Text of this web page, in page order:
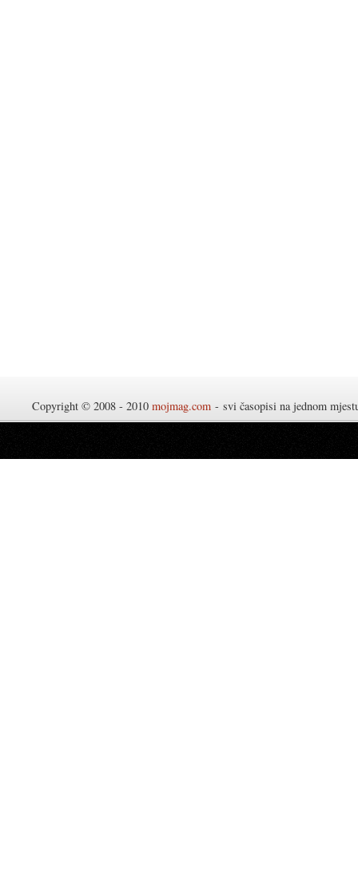
Copyright © 2008 - 2010 mojmag.com - svi časopisi na jednom